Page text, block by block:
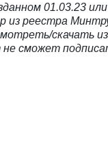
01.03.23 или
из реестра
скачать
сможет